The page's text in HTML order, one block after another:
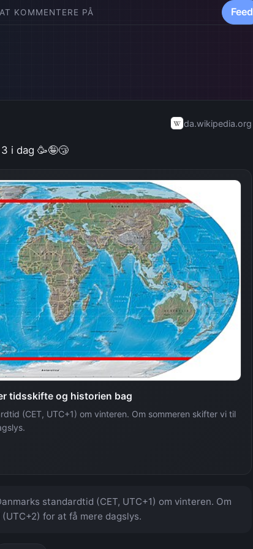
KOMMENTERE PÅ Feed
da.wikipedia.org
i dag 🥳🤪😴
tidsskifte og historien bag
(CET, UTC+1) om vinteren. Om sommeren skifter vi til
standardtid (CET, UTC+1) om vinteren. Om
for at få mere dagslys.